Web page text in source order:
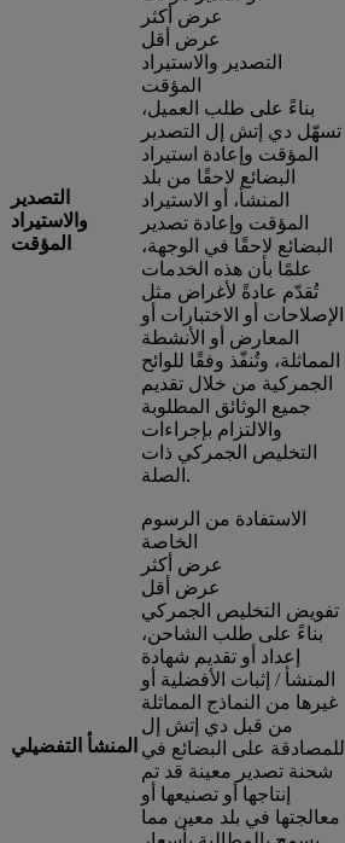
التصدير
والاستيراد
المؤقت
عرض أكثر
عرض أقل
التصدير والاستيراد
المؤقت
بناءً على طلب العميل،
تسهّل دي إتش إل التصدير
المؤقت وإعادة استيراد
البضائع لاحقًا من بلد
المنشأ، أو الاستيراد
المؤقت وإعادة تصدير
البضائع لاحقًا في الوجهة،
علمًا بأن هذه الخدمات
تُقدّم عادةً لأغراض مثل
الإصلاحات أو الاختبارات أو
المعارض أو الأنشطة
المماثلة، وتُنفّذ وفقًا للوائح
الجمركية من خلال تقديم
جميع الوثائق المطلوبة
والالتزام بإجراءات
التخليص الجمركي ذات
الصلة.
المنشأ التفضيلي
الاستفادة من الرسوم
الخاصة
عرض أكثر
عرض أقل
تفويض التخليص الجمركي
بناءً على طلب الشاحن،
إعداد أو تقديم شهادة
المنشأ / إثبات الأفضلية أو
غيرها من النماذج المماثلة
من قبل دي إتش إل
للمصادقة على البضائع في
شحنة تصدير معينة قد تم
إنتاجها أو تصنيعها أو
معالجتها في بلد معين مما